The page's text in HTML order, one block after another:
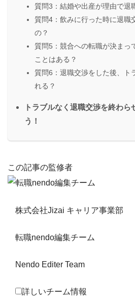
質問3：結婚や出産が理由で退
質問4：飲みに行った時に退職
の？
質問5：競合への転職が決まっ
ことはある？
質問6：退職交渉をした後、ト
れる？
トラブルなく退職交渉を終わら
う！
この記事の監修者
株式会社Jizai キャリア事業部
転職nendo編集チーム
Nendo Editer Team
詳しいチーム情報